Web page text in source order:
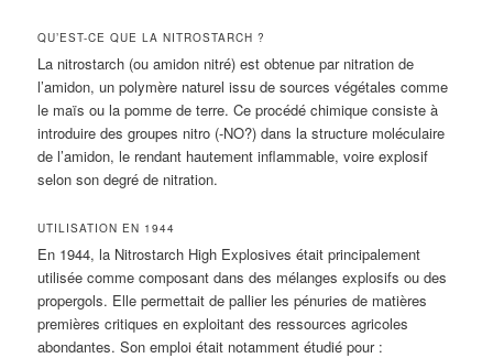
QU’EST-CE QUE LA NITROSTARCH ?
La nitrostarch (ou amidon nitré) est obtenue par nitration de
l’amidon, un polymère naturel issu de sources végétales comme
le maïs ou la pomme de terre. Ce procédé chimique consiste à
introduire des groupes nitro (-NO?) dans la structure moléculaire
de l’amidon, le rendant hautement inflammable, voire explosif
selon son degré de nitration.
UTILISATION EN 1944
En 1944, la Nitrostarch High Explosives était principalement
utilisée comme composant dans des mélanges explosifs ou des
propergols. Elle permettait de pallier les pénuries de matières
premières critiques en exploitant des ressources agricoles
abondantes. Son emploi était notamment étudié pour :